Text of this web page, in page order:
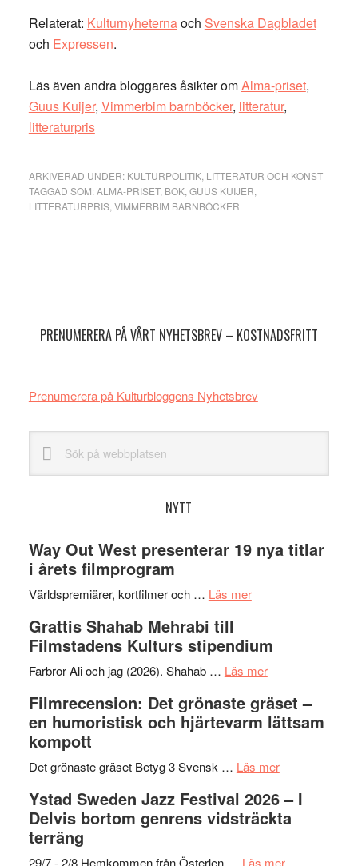
Relaterat: Kulturnyheternaoch Svenska Dagbladet
och Expressen.
Läs även andra bloggares åsikter omAlma-priset,
Guus Kuijer, Vimmerbim barnböcker, litteratur,
litteraturpris
ARKIVERAD UNDER: KULTURPOLITIK, LITTERATUR OCH KONST
TAGGAD SOM:ALMA-PRISET, BOK, GUUS KUIJER
LITTERATURPRIS, VIMMERBIM BARNBÖCKER
PRENUMERERA PÅ VÅRT NYHETSBREV – KOSTNADSFRITT
Prenumerera på Kulturbloggens Nyhetsbrev
webbplatsen
NYTT
Way Out West presenterar 19 nya titlar
i årets filmprogram
Världspremiärer, kortfilmer och … Läs merom
West
presenterar
nya
titlar
årets
Grattis Shahab Mehrabi till
Filmstadens Kulturs stipendium
Farbror Ali och jag (2026). Shahab … Läs merom
Shahab
Mehrabi
Filmstadens
stipendium
Filmrecension: Det grönaste gräset –
en humoristisk och hjärtevarm lättsam
kompott
Det grönaste gräset Betyg 3 Svensk … Läs merom
Det
grönaste
–
Ystad Sweden Jazz Festival 2026 – I
Delvis bortom genrens vidsträckta
terräng
29/7 - 2/8 Hemkommen från Österlen … Läs merom